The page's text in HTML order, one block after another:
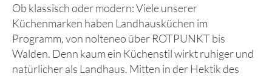
Ob klassisch oder modern: Viele unserer
Küchenmarken haben Landhausküchen im
Programm, von nolteneo über ROTPUNKT bis
Walden. Denn kaum ein Küchenstil wirkt ruhiger und
natürlicher als Landhaus. Mitten in der Hektik des